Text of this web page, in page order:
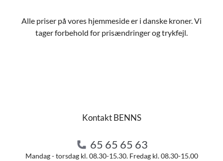
Alle priser på vores hjemmeside er i danske kroner. Vi
tager forbehold for prisændringer og trykfejl.
Kontakt BENNS
65 65 65 63
Mandag - torsdag kl. 08.30-15.30. Fredag kl. 08.30-15.00